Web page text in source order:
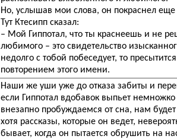
Но, услышав мои слова, он покраснел
Тут Ктесипп сказал:
– Мой Гиппотал, что ты краснеешь и не
любимого – это свидетельство
недолго с тобой побеседует, то
повторением этого имени.
Наши же уши уже до отказа забиты и
если Гиппотал вдобавок выпьет
внезапно пробуждаемся от сна, нам
хотя рассказы, которые он ведет,
бывает, когда он пытается обрушить на